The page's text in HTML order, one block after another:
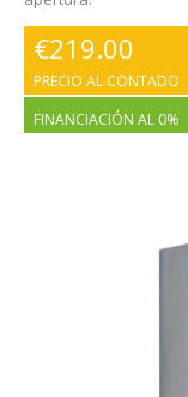
€219.00
PRECIO AL CONTADO
FINANCIACIÓN AL 0%